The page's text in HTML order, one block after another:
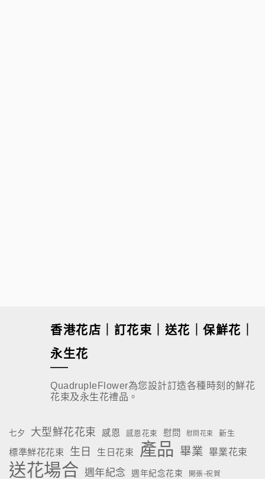
香港花店｜訂花束｜送花｜保鮮花｜
永生花
QuadrupleFlower為您設計訂造各種時刻的鮮花
花束及永生花禮品。
七夕 大型鮮花花束 感恩 感恩花束 慰問 慰問花束 新生
標準鮮花花束 生日 生日花束 產品 畢業 畢業花束
送花場合 週年紀念 週年紀念花束 開張-祝賀